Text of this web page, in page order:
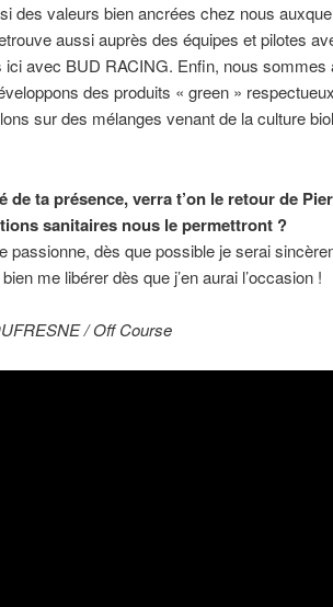
des valeurs bien ancrées chez nous
aussi auprès des équipes et pilotes
ici avec BUD RACING. Enfin, nous
des produits « green »
sur des mélanges venant de la culture
de ta présence, verra t’on le retour de
sanitaires nous le permettront ?
passionne, dès que possible je serai
me libérer dès que j’en aurai l’occasion !
/ Off Course